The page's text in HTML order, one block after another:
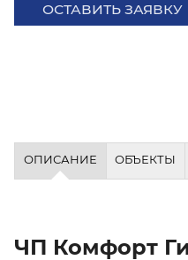
ОСТАВИТЬ ЗАЯВКУ
ОПИСАНИЕ ОБЪЕКТЫ
ЧП Комфорт